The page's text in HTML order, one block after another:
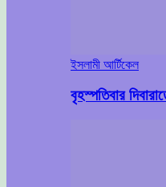
ইসলামী আর্টিকেল
বৃহস্পতিবার